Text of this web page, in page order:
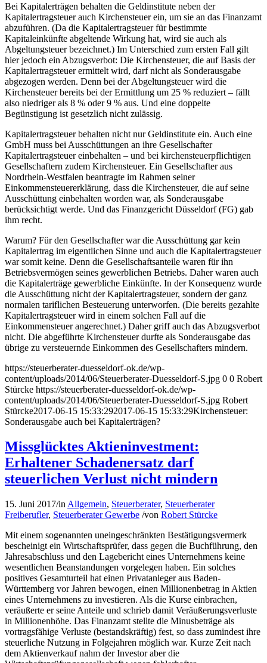
Bei Kapitalerträgen behalten die Geldinstitute neben der
Kapitalertragsteuer auch Kirchensteuer ein, um sie an das Finanzamt
abzuführen. (Da die Kapitalertragsteuer für bestimmte
Kapitaleinkünfte abgeltende Wirkung hat, wird sie auch als
Abgeltungsteuer bezeichnet.) Im Unterschied zum ersten Fall gilt
hier jedoch ein Abzugsverbot: Die Kirchensteuer, die auf Basis der
Kapitalertragsteuer ermittelt wird, darf nicht als Sonderausgabe
abgezogen werden. Denn bei der Abgeltungsteuer wird die
Kirchensteuer bereits bei der Ermittlung um 25 % reduziert – fällt
also niedriger als 8 % oder 9 % aus. Und eine doppelte
Begünstigung ist gesetzlich nicht zulässig.
Kapitalertragsteuer behalten nicht nur Geldinstitute ein. Auch eine
GmbH muss bei Ausschüttungen an ihre Gesellschafter
Kapitalertragsteuer einbehalten – und bei kirchensteuerpflichtigen
Gesellschaftern zudem Kirchensteuer. Ein Gesellschafter aus
Nordrhein-Westfalen beantragte im Rahmen seiner
Einkommensteuererklärung, dass die Kirchensteuer, die auf seine
Ausschüttung einbehalten worden war, als Sonderausgabe
berücksichtigt werde. Und das Finanzgericht Düsseldorf (FG) gab
ihm recht.
Warum? Für den Gesellschafter war die Ausschüttung gar kein
Kapitalertrag im eigentlichen Sinne und auch die Kapitalertragsteuer
war somit keine. Denn die Gesellschaftsanteile waren für ihn
Betriebsvermögen seines gewerblichen Betriebs. Daher waren auch
die Kapitalerträge gewerbliche Einkünfte. In der Konsequenz wurde
die Ausschüttung nicht der Kapitalertragsteuer, sondern der ganz
normalen tariflichen Besteuerung unterworfen. (Die bereits gezahlte
Kapitalertragsteuer wird in einem solchen Fall auf die
Einkommensteuer angerechnet.) Daher griff auch das Abzugsverbot
nicht. Die abgeführte Kirchensteuer durfte als Sonderausgabe das
übrige zu versteuernde Einkommen des Gesellschafters mindern.
https://steuerberater-duesseldorf-ok.de/wp-
content/uploads/2014/06/Steuerberater-Duesseldorf-S.jpg 0 0 Robert
Stürcke https://steuerberater-duesseldorf-ok.de/wp-
content/uploads/2014/06/Steuerberater-Duesseldorf-S.jpg Robert
Stürcke2017-06-15 15:33:292017-06-15 15:33:29Kirchensteuer:
Sonderausgabe auch bei Kapitalerträgen?
Missglücktes Aktieninvestment:
Erhaltener Schadenersatz darf
steuerlichen Verlust nicht mindern
15. Juni 2017/in Allgemein, Steuerberater, Steuerberater
Freiberufler, Steuerberater Gewerbe /von Robert Stürcke
Mit einem sogenannten uneingeschränkten Bestätigungsvermerk
bescheinigt ein Wirtschaftsprüfer, dass gegen die Buchführung, den
Jahresabschluss und den Lagebericht eines Unternehmens keine
wesentlichen Beanstandungen vorgelegen haben. Ein solches
positives Gesamturteil hat einen Privatanleger aus Baden-
Württemberg vor Jahren bewogen, einen Millionenbetrag in Aktien
eines Unternehmens zu investieren. Als die Kurse einbrachen,
veräußerte er seine Anteile und schrieb damit Veräußerungsverluste
in Millionenhöhe. Das Finanzamt stellte die Minusbeträge als
vortragsfähige Verluste (bestandskräftig) fest, so dass zumindest ihre
steuerliche Nutzung in Folgejahren möglich war. Kurze Zeit nach
dem Aktienverkauf nahm der Investor aber die